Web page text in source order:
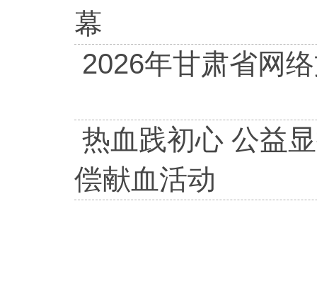
幕
2026年甘肃省网
热血践初心 公益
偿献血活动